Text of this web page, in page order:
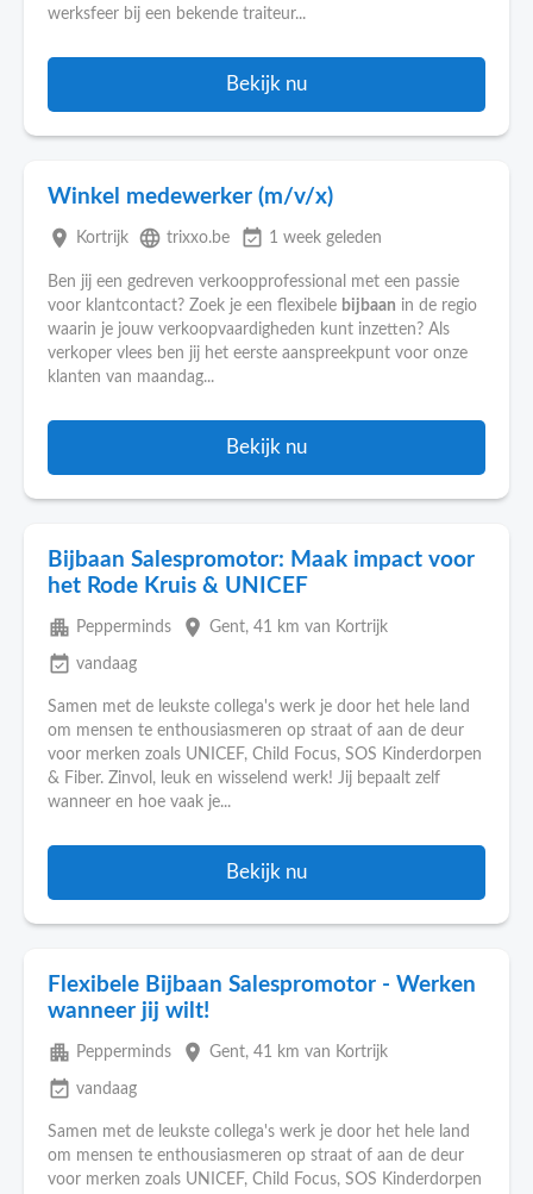
werksfeer bij een bekende traiteur...
Bekijk nu
Winkel medewerker (m/v/x)
place Kortrijk language trixxo.be event_available 1 week geleden
Ben jij een gedreven verkoopprofessional met een passie
voor klantcontact? Zoek je een flexibele bijbaan in de regio
waarin je jouw verkoopvaardigheden kunt inzetten? Als
verkoper vlees ben jij het eerste aanspreekpunt voor onze
klanten van maandag...
Bekijk nu
Bijbaan Salespromotor: Maak impact voor
het Rode Kruis & UNICEF
apartment Pepperminds place Gent, 41 km van Kortrijk
event_available vandaag
Samen met de leukste collega's werk je door het hele land
om mensen te enthousiasmeren op straat of aan de deur
voor merken zoals UNICEF, Child Focus, SOS Kinderdorpen
& Fiber. Zinvol, leuk en wisselend werk! Jij bepaalt zelf
wanneer en hoe vaak je...
Bekijk nu
Flexibele Bijbaan Salespromotor - Werken
wanneer jij wilt!
apartment Pepperminds place Gent, 41 km van Kortrijk
event_available vandaag
Samen met de leukste collega's werk je door het hele land
om mensen te enthousiasmeren op straat of aan de deur
voor merken zoals UNICEF, Child Focus, SOS Kinderdorpen